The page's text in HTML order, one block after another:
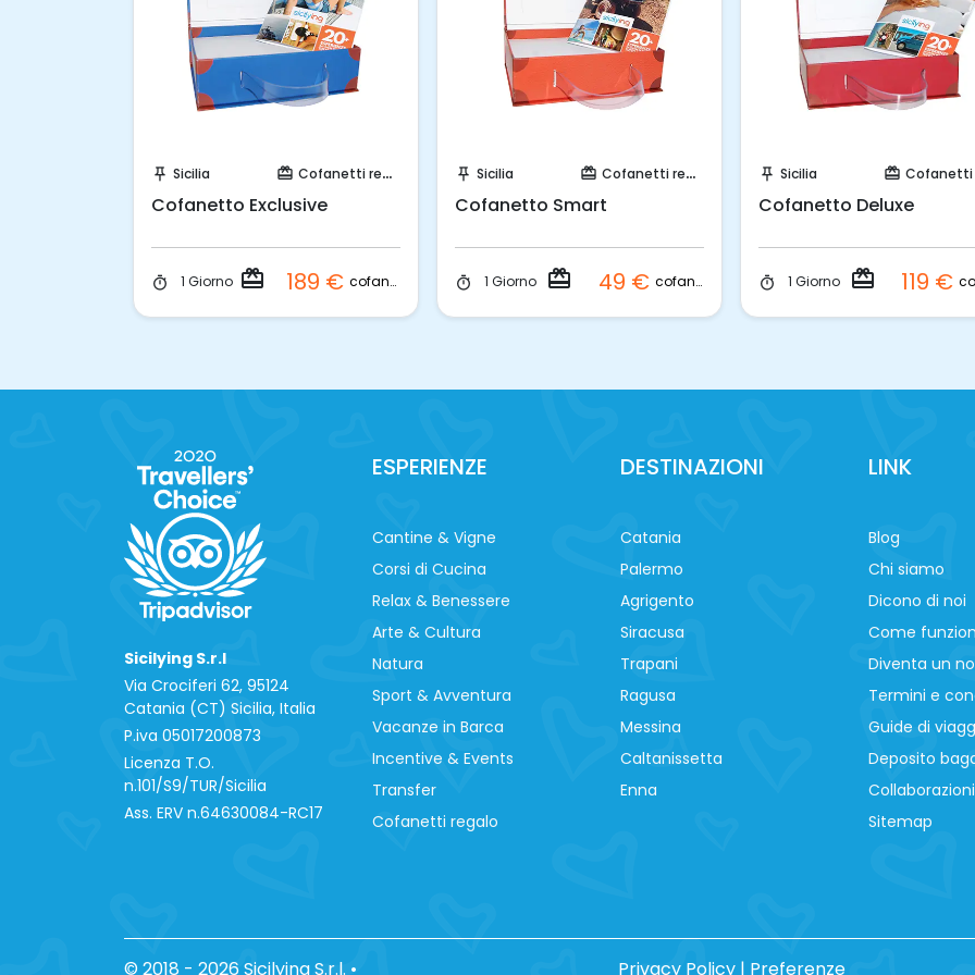
push_pin Sicilia card_giftcard Cofanetti regalo
Cofanetto Exclusive
timer 1 Giorno redeem 189 € cofanetto
push_pin Sicilia card_giftcard Cofanetti regalo
Cofanetto Smart
timer 1 Giorno redeem 49 € cofanetto
push_pin Sicilia card_giftcard Cofanetti
Cofanetto Deluxe
timer 1 Giorno redeem 119 €
Sicilying S.r.l
Via Crociferi 62, 95124
Catania (CT) Sicilia, Italia
P.iva 0‍5017200873
Licenza T.O.
n.101/S9/TUR/Sicilia
Ass. ERV n.64630084-RC17
ESPERIENZE
Cantine & Vigne
Corsi di Cucina
Relax & Benessere
Arte & Cultura
Natura
Sport & Avventura
Vacanze in Barca
Incentive & Events
Transfer
Cofanetti regalo
DESTINAZIONI
Catania
Palermo
Agrigento
Siracusa
Trapani
Ragusa
Messina
Caltanissetta
Enna
LINK
Blog
Chi siamo
Dicono di noi
Come
Diventa un
Termini e
Guide di
Deposito
Collaborazioni
Sitemap
© 2018 - 2026 Sicilying S.r.l. • Privacy Policy| Preferenze